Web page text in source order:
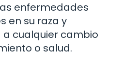
enfermedades
en su raza y
cualquier cambio
o salud.